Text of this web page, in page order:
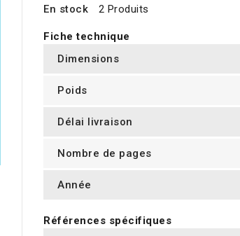
En stock
2 Produits
Fiche technique
Dimensions
Poids
Délai livraison
Nombre de pages
Année
Références spécifiques